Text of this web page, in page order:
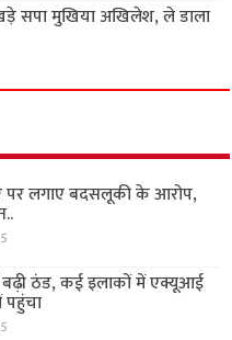
सपा मुखिया अखिलेश, ले डाला
पर लगाए बदसलूकी के आरोप,
ठंड, कई इलाकों में एक्यूआई
पहुंचा